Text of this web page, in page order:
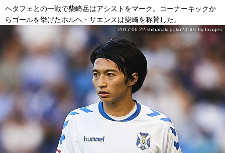
ヘタフェとの一戦で柴崎岳はアシストをマーク。コーナーキックか
らゴールを挙げたホルヘ・サエンスは柴崎を称賛した。
2017-06-22-shibasaki-gaku2(C)Getty Images